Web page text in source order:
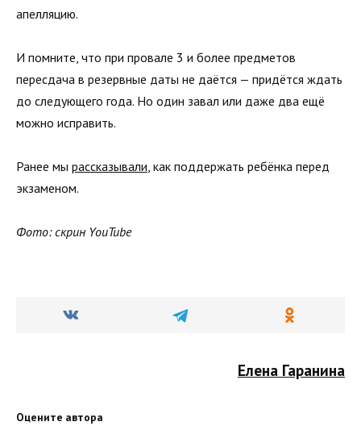
апелляцию.
И помните, что при провале 3 и более предметов
пересдача в резервные даты не даётся — придётся ждать
до следующего года. Но один завал или даже два ещё
можно исправить.
Ранее мы рассказывали , как поддержать ребёнка перед
экзаменом.
Фото: скрин YouTube
Елена Гаранина
Оцените автора